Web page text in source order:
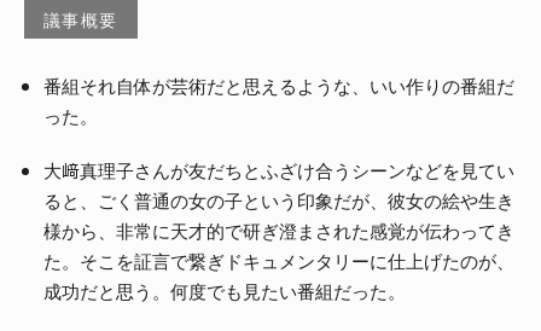
議事概要
番組それ自体が芸術だと思えるような、いい作りの番組だ
った。
大﨑真理子さんが友だちとふざけ合うシーンなどを見てい
ると、ごく普通の女の子という印象だが、彼女の絵や生き
様から、非常に天才的で研ぎ澄まされた感覚が伝わってき
た。そこを証言で繋ぎドキュメンタリーに仕上げたのが、
成功だと思う。何度でも見たい番組だった。